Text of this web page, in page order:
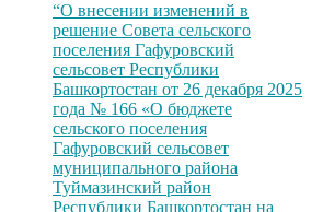
“О внесении изменений в
решение Совета сельского
поселения Гафуровский
сельсовет Республики
Башкортостан от 26 декабря 2025
года № 166 «О бюджете
сельского поселения
Гафуровский сельсовет
муниципального района
Туймазинский район
Республики Башкортостан на